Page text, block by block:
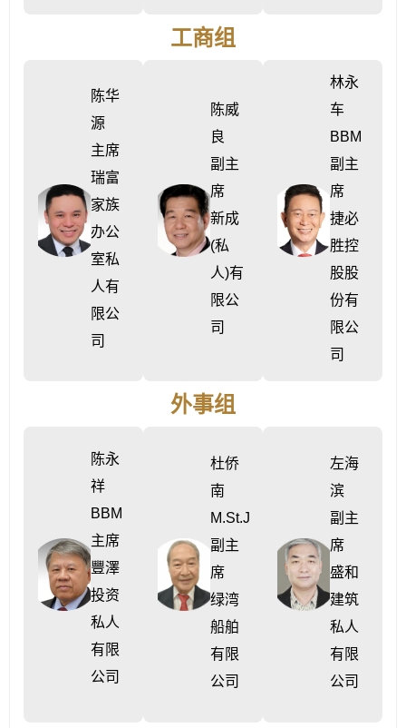
工商组
陈华
源
主席
瑞富
家族
办公
室私
人有
限公
司
陈威
良
副主
席
新成
(私
人)有
限公
司
林永
车
BBM
副主
席
捷必
胜控
股股
份有
限公
司
外事组
陈永
祥
BBM
主席
豐澤
投资
私人
有限
公司
杜侨
南
M.St.J
副主
席
绿湾
船舶
有限
公司
左海
滨
副主
席
盛和
建筑
私人
有限
公司